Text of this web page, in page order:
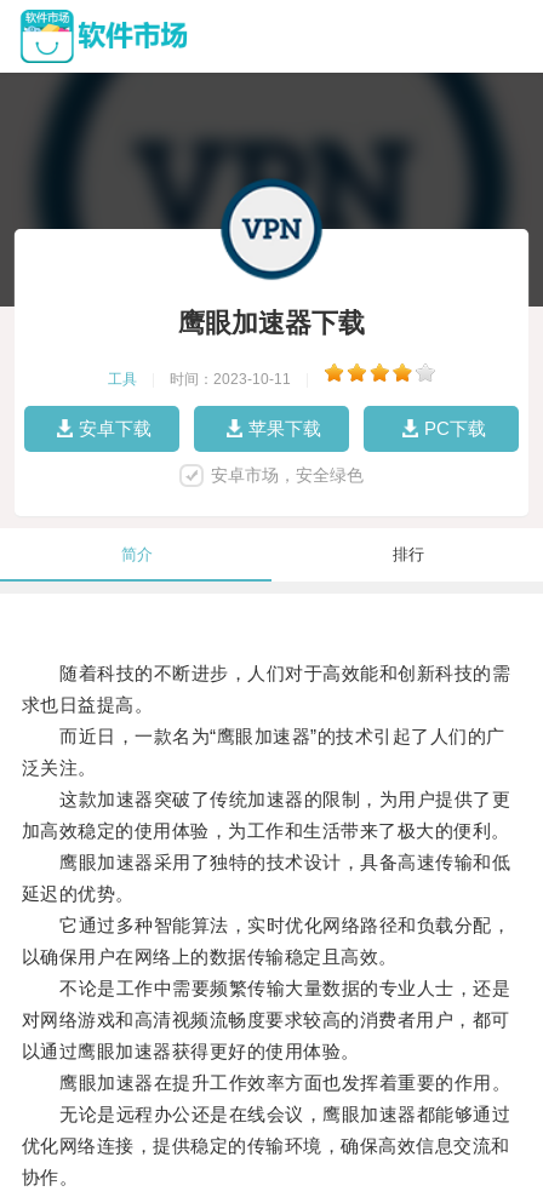
鹰眼加速器下载
工具 时间：2023-10-11
安卓下载 苹果下载 PC下载
安卓市场，安全绿色
简介 排行
随着科技的不断进步，人们对于高效能和创新科技的需
求也日益提高。
而近日，一款名为“鹰眼加速器”的技术引起了人们的广
泛关注。
这款加速器突破了传统加速器的限制，为用户提供了更
加高效稳定的使用体验，为工作和生活带来了极大的便利。
鹰眼加速器采用了独特的技术设计，具备高速传输和低
延迟的优势。
它通过多种智能算法，实时优化网络路径和负载分配，
以确保用户在网络上的数据传输稳定且高效。
不论是工作中需要频繁传输大量数据的专业人士，还是
对网络游戏和高清视频流畅度要求较高的消费者用户，都可
以通过鹰眼加速器获得更好的使用体验。
鹰眼加速器在提升工作效率方面也发挥着重要的作用。
无论是远程办公还是在线会议，鹰眼加速器都能够通过
优化网络连接，提供稳定的传输环境，确保高效信息交流和
协作。